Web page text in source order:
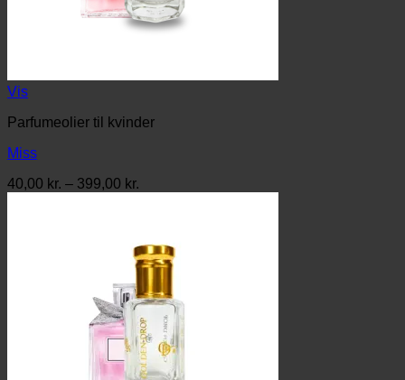
Vis
Parfumeolier til kvinder
Miss
40,00 kr. – 399,00 kr.